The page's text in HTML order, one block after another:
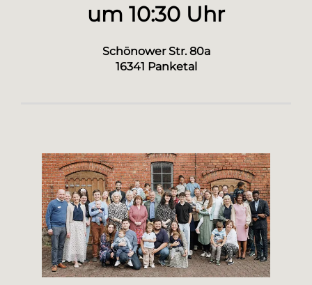
um 10:30 Uhr
Schönower Str. 80a
16341 Panketal